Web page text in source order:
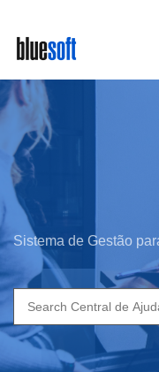
main
content
Sistema de Gestão
Search
for: